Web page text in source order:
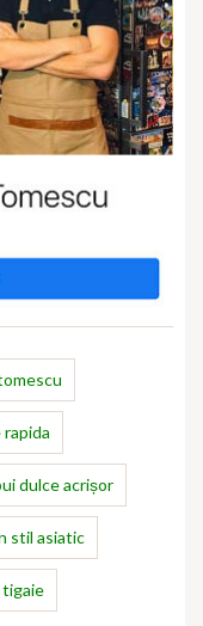
rapida
dulce acrișor
stil asiatic
tigaie